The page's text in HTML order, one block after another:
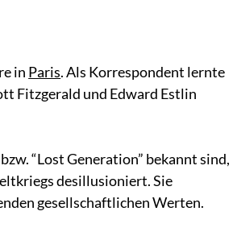
in Paris. Als Korrespondent lernte
Fitzgerald und Edward Estlin
“Lost Generation” bekannt sind,
desillusioniert. Sie
gesellschaftlichen Werten.